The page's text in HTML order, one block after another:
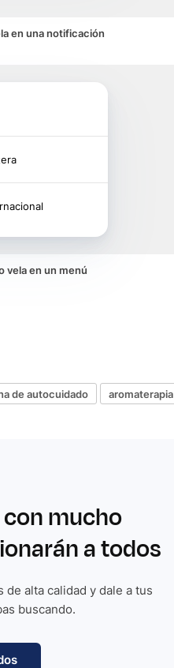
en una notificación
vela en un menú
de autocuidado aromaterapia
mucho
a todos
de alta calidad y dale a tus
buscando.